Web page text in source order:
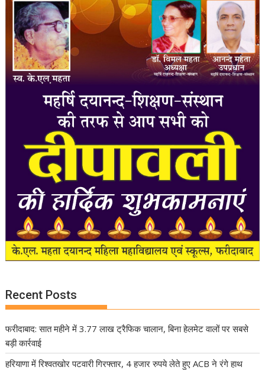
Recent Posts
फरीदाबाद: सात महीने में 3.77 लाख ट्रैफिक चालान, बिना हेलमेट वालों पर सबसे
बड़ी कार्रवाई
हरियाणा में रिश्वतखोर पटवारी गिरफ्तार, 4 हजार रुपये लेते हुए ACB ने रंगे हाथ